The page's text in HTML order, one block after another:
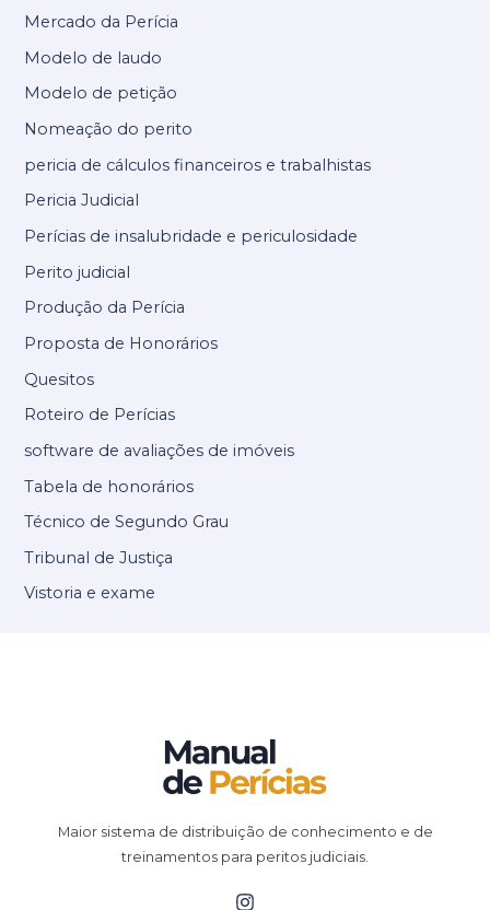
Mercado da Perícia
Modelo de laudo
Modelo de petição
Nomeação do perito
pericia de cálculos financeiros e trabalhistas
Pericia Judicial
Perícias de insalubridade e periculosidade
Perito judicial
Produção da Perícia
Proposta de Honorários
Quesitos
Roteiro de Perícias
software de avaliações de imóveis
Tabela de honorários
Técnico de Segundo Grau
Tribunal de Justiça
Vistoria e exame
Maior sistema de distribuição de conhecimento e de
treinamentos para peritos judiciais.